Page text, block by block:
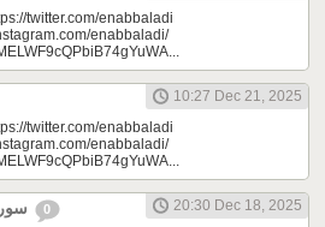
twitter.com/enabbaladi
enabbaladi/
10:27 Dec 21, 2025
twitter.com/enabbaladi
enabbaladi/
0
20:30 Dec 18, 2025